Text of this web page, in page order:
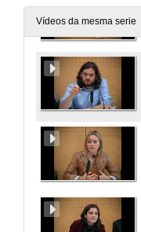
Vídeos da mesma serie